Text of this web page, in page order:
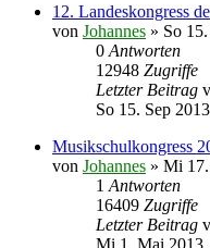
12. Landeskongress
von Johannes » So
0 Antworten
12948 Zugriffe
Letzter Beitrag
So 15. Sep
Musikschulkongress
von Johannes » Mi
1 Antworten
16409 Zugriffe
Letzter Beitrag
Mi 1. Mai